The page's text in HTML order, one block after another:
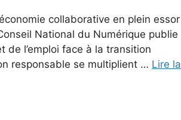
collaborative en plein essor
National du Numérique publie
l’emploi face à la transition
responsable se multiplient … Lire la